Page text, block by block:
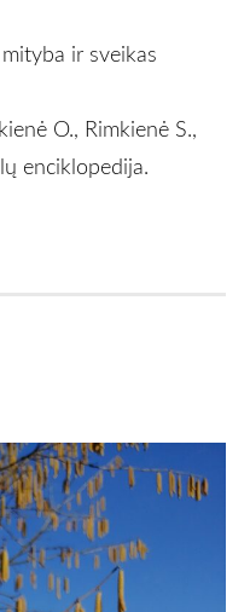
ir sveikas
O., Rimkienė S.,
enciklopedija.